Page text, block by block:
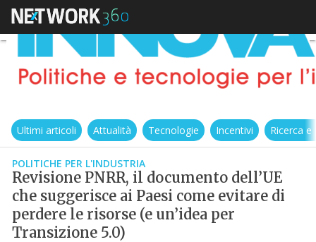
Ultimi articoli Attualità Tecnologie Incentivi Ricerca
POLITICHE PER L'INDUSTRIA
Revisione PNRR, il documento dell’UE
che suggerisce ai Paesi come evitare di
perdere le risorse (e un’idea per
Transizione 5.0)